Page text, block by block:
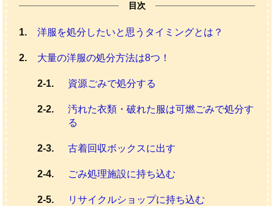
目次
洋服を処分したいと思うタイミングとは？
大量の洋服の処分方法は8つ！
資源ごみで処分する
汚れた衣類・破れた服は可燃ごみで処分す
る
古着回収ボックスに出す
ごみ処理施設に持ち込む
リサイクルショップに持ち込む